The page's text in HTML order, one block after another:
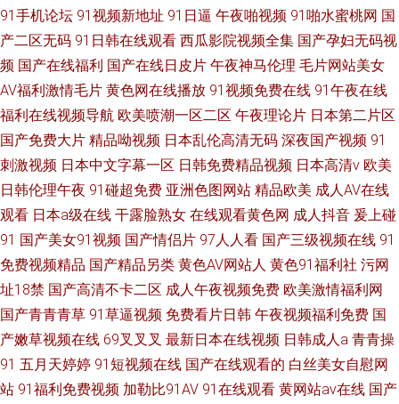
91手机论坛 91视频新地址 91日逼 午夜啪视频 91啪水蜜桃网 国
产二区无码 91日韩在线观看 西瓜影院视频全集 国产孕妇无码视
频 国产在线福利 国产在线日皮片 午夜神马伦理 毛片网站美女
AV福利激情毛片 黄色网在线播放 91视频免费在线 91午夜在线
福利在线视频导航 欧美喷潮一区二区 午夜理论片 日本第二片区
国产免费大片 精品呦视频 日本乱伦高清无码 深夜国产视频 91
刺激视频 日本中文字幕一区 日韩免费精品视频 日本高清v 欧美
日韩伦理午夜 91碰超免费 亚洲色图网站 精品欧美 成人AV在线
观看 日本a级在线 干露脸熟女 在线观看黄色网 成人抖音 爰上碰
91 国产美女91视频 国产情侣片 97人人看 国产三级视频在线 91
免费视频精品 国产精品另类 黄色AV网站人 黄色91福利社 污网
址18禁 国产高清不卡二区 成人午夜视频免费 欧美激情福利网
国产青青青草 91草逼视频 免费看片日韩 午夜视频福利免费 国
产嫩草视频在线 69叉叉叉 最新日本在线视频 日韩成人a 青青操
91 五月天婷婷 91短视频在线 国产在线观看的 白丝美女自慰网
站 91福利免费视频 加勒比91AV 91在线观看 黄网站av在线 国产